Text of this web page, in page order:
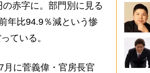
赤字に。部門別に見る
年比94.9％減という惨
ている。
に菅義偉・官房長官